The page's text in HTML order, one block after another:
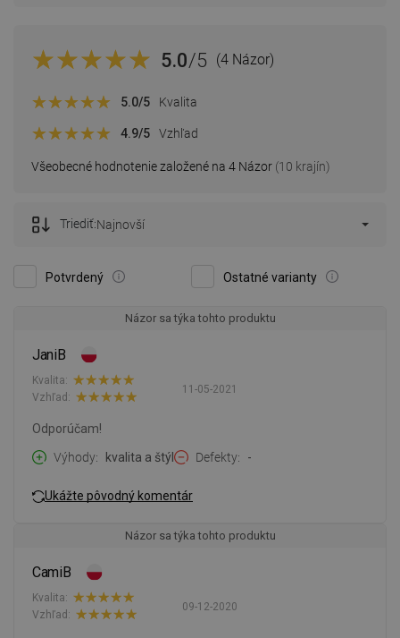
5.0/5 (4 Názor)
Všeobecné hodnotenie založené na 4 Názor (10 krajín)
5.0/5 Kvalita
4.9/5 Vzhľad
Potvrdený Ostatné varianty
Triediť:Najnovší
Názor sa týka tohto produktu
JaniB
11-05-2021
Kvalita:
Vzhľad:
Odporúčam!
Výhody
kvalita a štýl Defekty -
Ukážte pôvodný komentár
Názor sa týka tohto produktu
CamiB
09-12-2020
Kvalita:
Vzhľad: